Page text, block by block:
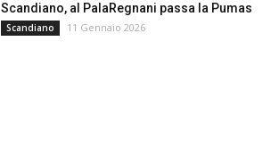
Scandiano, al PalaRegnani passa la Pumas
Scandiano 11 Gennaio 2026